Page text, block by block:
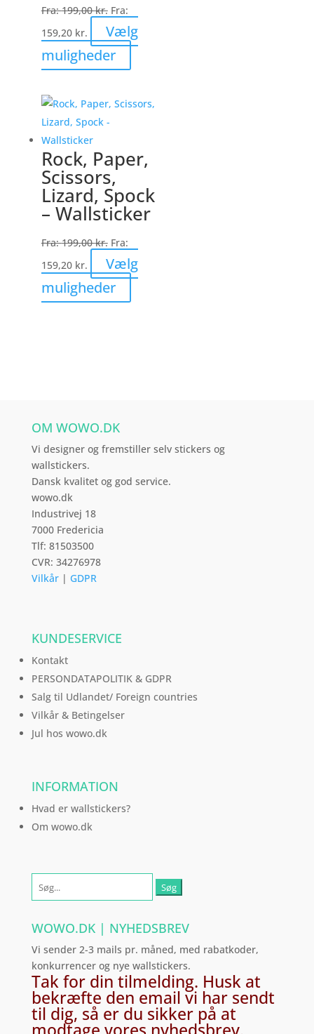
varesiden
Fra:199,00kr. Fra:
159,20 kr.
Vælg
muligheder
vare
flere
kan
på
varesiden
Rock, Paper,
Scissors,
Lizard, Spock
– Wallsticker
Fra:199,00kr. Fra:
159,20 kr.
Vælg
muligheder
vare
varesiden
OM WOWO.DK
Vi designer og fremstiller selv stickers og
wallstickers.
Dansk kvalitet og god service.
wowo.dk
Industrivej 18
7000 Fredericia
Tlf: 81503500
CVR: 34276978
Vilkår| GDPR
KUNDESERVICE
Kontakt
PERSONDATAPOLITIK & GDPR
Salg til Udlandet/ Foreign countries
Vilkår & Betingelser
Jul hos wowo.dk
INFORMATION
Hvad er wallstickers?
Om wowo.dk
efter:
WOWO.DK | NYHEDSBREV
Vi sender 2-3 mails pr. måned, med rabatkoder,
konkurrencer og nye wallstickers.
Tak for din tilmelding. Husk at
bekræfte den email vi har sendt
til dig, så er du sikker på at